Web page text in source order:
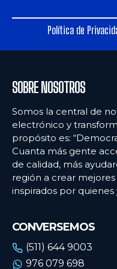
BOLIVIA
CHILE
COLOMBIA
ECUADOR
MÉXICO
URUGUAY
VENEZUELA
BOLIVIA
CHILE
COLOMBIA
ECUADOR
MÉXICO
URUGUAY
VENEZUELA
Política de
SOBRE NOSOTROS
Somos la central de
electrónico y
propósito es:
Cuanta más gente
de calidad, más
región a crear
inspirados por
CONVERSEMOS
(511) 644 9003
976 079 698